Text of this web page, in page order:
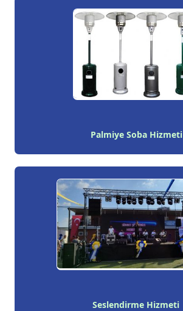
Palmiye Soba Hizmeti
Seslendirme Hizmeti